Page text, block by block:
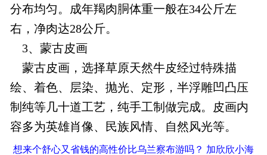
分布均匀。成年羯肉胴体重一般在34公斤左
右，净肉达28公斤。
3、蒙古皮画
蒙古皮画，选择草原天然牛皮经过特殊描
绘、着色、层染、抛光、定形，半浮雕凹凸压
制纯等几十道工艺，纯手工制做完成。皮画内
容多为英雄肖像、民族风情、自然风光等。
想来个舒心又省钱的高性价比乌兰察布游吗？ 加欣欣小海